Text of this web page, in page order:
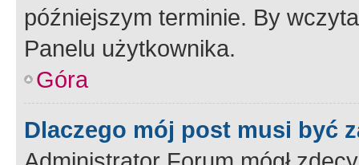
późniejszym terminie. By
Panelu użytkownika.
Góra
Dlaczego mój post musi być